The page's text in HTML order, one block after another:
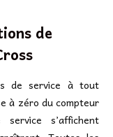
de
de service à tout
à zéro du compteur
s’affichent